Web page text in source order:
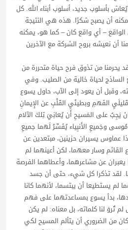
بأسلوب جديد، أسلوب أبناء الله. كل
أن يصبح شكرًا. هذه هي النتيجة
– أي واقع كان – كما هو، يمكنه
أن نعيشه بروح الشركة مع الآخرين
يحرمنا من تذوق فرح حياة متحررة من
لحياة خالية من الصليب. وفي
وقبل أن يعود إلى الآب، حاول يسوع
الفَهمِ وبطيئَيِ القَلْبِ عن الإِيمانِ
يَجِبُ على المَسيحِ أَن يُعانِيَ تِلكَ الآلام
وجَميعِ الأَنبِياء يُفَسِّرُ لَهما جميعِ
عماوس يسيران حزينين، مبتعدين عن
وسار معهما، لكن أعينهما لم
عن مشاعرهما، وأعطاهما الفرصة
لقد تذكرا كل شيء، حتى أن جسد
لم يستطيعا أن يبتسما، لأنهما كانا
بدأ يسوع بمساعدتهما على فهم
تُروَ لنا كلماته، بل معناه: لم يكن
من الضروري أن يتألم المسيح لكي